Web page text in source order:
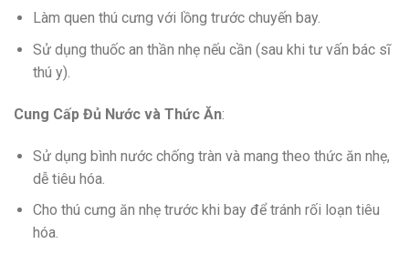
Làm quen thú cưng với lồng trước chuyến bay.
Sử dụng thuốc an thần nhẹ nếu cần (sau khi tư vấn bác sĩ
thú y).
Cung Cấp Đủ Nước và Thức Ăn:
Sử dụng bình nước chống tràn và mang theo thức ăn nhẹ,
dễ tiêu hóa.
Cho thú cưng ăn nhẹ trước khi bay để tránh rối loạn tiêu
hóa.